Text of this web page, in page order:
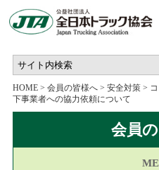
HOME> 会員の皆様へ> 安全対策>
下事業者への協力依頼について
会員